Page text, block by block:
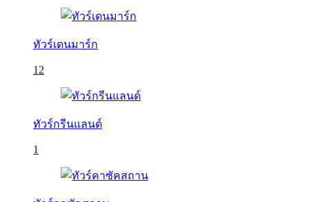
ทัวร์เดนมาร์ก
12
ทัวร์กรีนแลนด์
1